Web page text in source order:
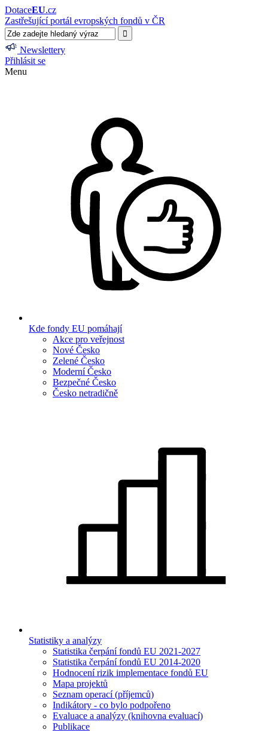
DotaceEU.cz
Zastřešující portál evropských fondů v ČR
Newslettery
Přihlásit se
Menu
Kde fondy EU pomáhají
Akce pro veřejnost
Nové Česko
Zelené Česko
Moderní Česko
Bezpečné Česko
Česko netradičně
Statistiky a analýzy
Statistika čerpání fondů EU 2021-2027
Statistika čerpání fondů EU 2014-2020
Hodnocení rizik implementace fondů EU
Mapa projektů
Seznam operací (příjemců)
Indikátory - co bylo podpořeno
Evaluace a analýzy (knihovna evaluací)
Publikace